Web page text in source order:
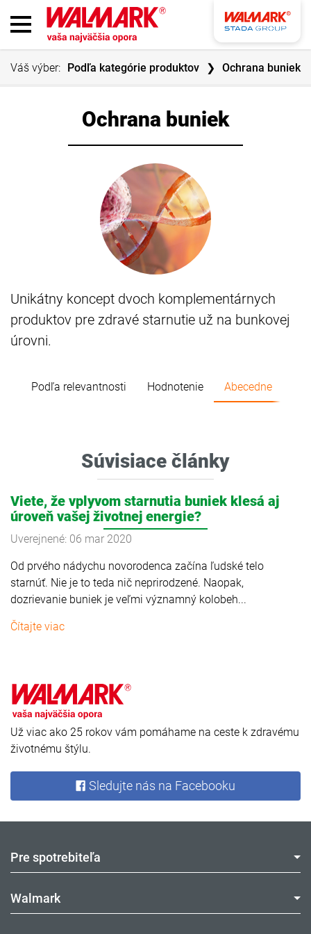
Váš výber: Podľa kategórie produktov Ochrana buniek
Ochrana buniek
Unikátny koncept dvoch komplementárnych
produktov pre zdravé starnutie už na bunkovej
úrovni.
Podľa relevantnosti Hodnotenie Abecedne
Súvisiace články
Viete, že vplyvom starnutia buniek klesá aj
úroveň vašej životnej energie?
Uverejnené: 06 mar 2020
Od prvého nádychu novorodenca začína ľudské telo
starnúť. Nie je to teda nič neprirodzené. Naopak,
dozrievanie buniek je veľmi významný kolobeh...
Čítajte viac
Už viac ako 25 rokov vám pomáhame na ceste k zdravému
životnému štýlu.
Sledujte nás na Facebooku
Pre spotrebiteľa
Walmark